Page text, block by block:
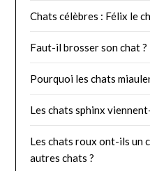
Chats célèbres : Félix le
Faut-il brosser son chat ?
Pourquoi les chats
Les chats sphinx
Les chats roux ont-ils un
autres chats ?